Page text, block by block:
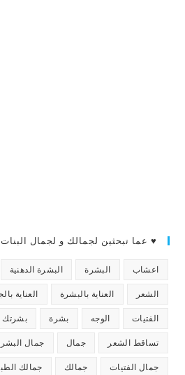
♥ عما تبحثين لجمالك و لجمال
اعشاب البشرة البشرة الدهنية
الشعر العناية بالبشرة العناية
الفتيات الوجه بشرة بشرتك
تساقط الشعر جمال جمال
جمال الفتيات جمالك جمالك